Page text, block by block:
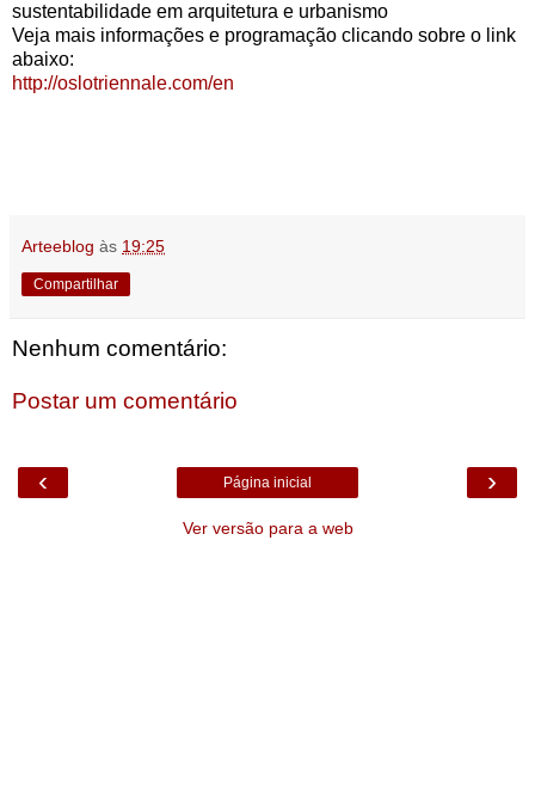
sustentabilidade em arquitetura e urbanismo
Veja mais informações e programação clicando sobre o link
abaixo:
http://oslotriennale.com/en
Arteeblog às 19:25
Compartilhar
Nenhum comentário:
Postar um comentário
‹ ›
Página inicial
Ver versão para a web